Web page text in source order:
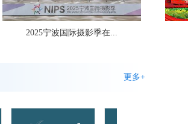
宁波文学周迎来十周年，宁...
更多+